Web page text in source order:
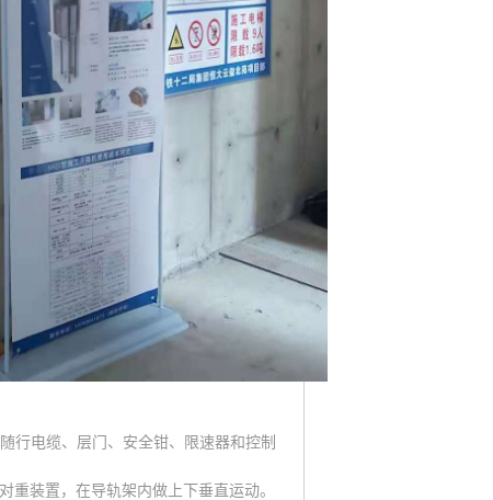
行电缆、层门、安全钳、限速器和控制
重装置，在导轨架内做上下垂直运动。